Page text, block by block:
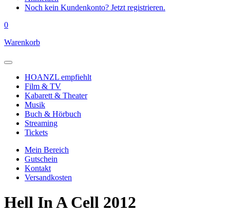
Noch kein Kundenkonto? Jetzt registrieren.
0
Warenkorb
HOANZL empfiehlt
Film & TV
Kabarett & Theater
Musik
Buch & Hörbuch
Streaming
Tickets
Mein Bereich
Gutschein
Kontakt
Versandkosten
Hell In A Cell 2012